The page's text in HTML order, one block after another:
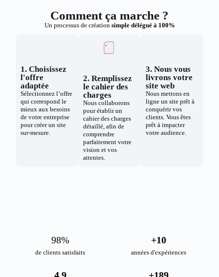
Comment ça marche ?
Un processus de création simple délégué à 100%
1. Choisissez
l'offre
adaptée
Sélectionnez l’offre
qui correspond le
mieux aux besoins
de votre entreprise
pour créer un site
sur-mesure.
2. Remplissez
le cahier des
charges
Nous collaborons
pour établir un
cahier des charges
détaillé, afin de
comprendre
parfaitement votre
vision et vos
attentes.
3. Nous vous
livrons votre
site web
Nous mettons en
ligne un site prêt à
conquérir vos
clients. Vous êtes
prêt à impacter
votre audience.
de clients satisfaits
98%
années d'expériences
+10